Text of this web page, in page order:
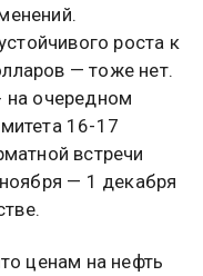
роста к
— тоже нет.
на очередном
16-17
встречи
— 1 декабря
ценам на нефть